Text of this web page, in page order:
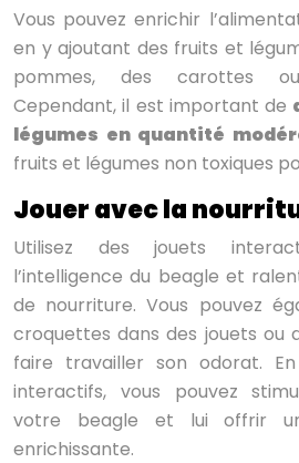
Vous pouvez enrichir
en y ajoutant des fruits et
pommes, des carottes
Cependant, il est important de
légumes en quantité
fruits et légumes non toxiques
Jouer avec la
Utilisez des jouets
l’intelligence du beagle et
de nourriture. Vous pouvez
croquettes dans des jouets ou
faire travailler son odorat.
interactifs, vous pouvez
votre beagle et lui offrir
enrichissante.